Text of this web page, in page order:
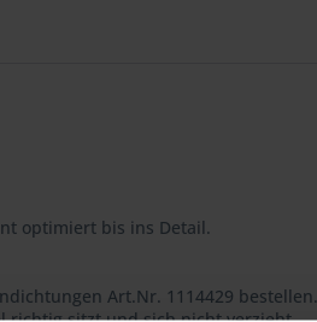
optimiert bis ins Detail.
Art.Nr. 1114429